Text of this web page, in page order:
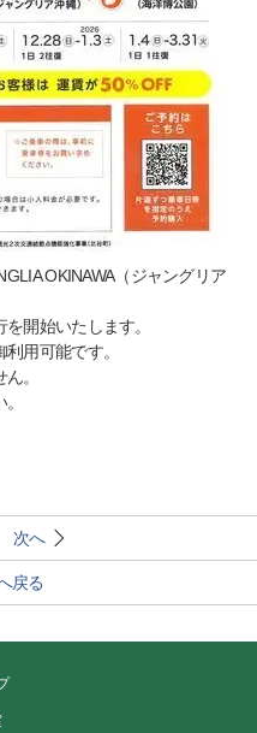
OKINAWA（ジャングリア
開始いたします。
用可能です。
。
次へ
戻る